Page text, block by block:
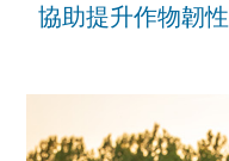
協助提升作物韌性